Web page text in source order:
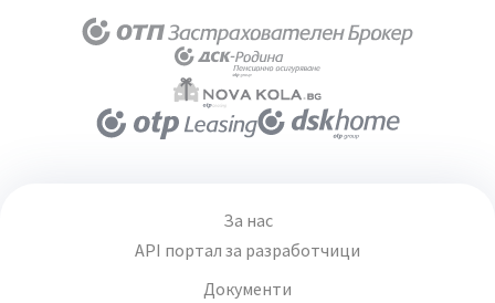
За нас
API портал за разработчици
Документи